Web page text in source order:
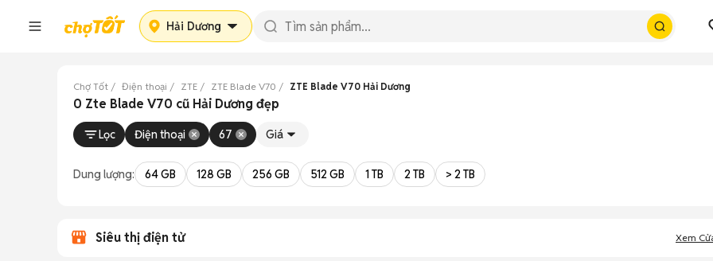
Hải Dương
Chợ Tốt Điện thoại ZTE ZTE Blade V70 ZTE Blade V70 Hải Dương
0 Zte Blade V70 cũ Hải Dương đẹp
Lọc Điện thoại 67 Giá
Dung lượng: 64 GB 128 GB 256 GB 512 GB 1 TB 2 TB > 2 TB
Siêu thị điện tử Xem